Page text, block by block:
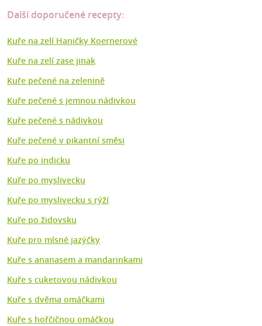
Další doporučené recepty:
Kuře na zelí Haničky Koernerové
Kuře na zelí zase jinak
Kuře pečené na zelenině
Kuře pečené s jemnou nádivkou
Kuře pečené s nádivkou
Kuře pečené v pikantní směsi
Kuře po indicku
Kuře po myslivecku
Kuře po myslivecku s rýží
Kuře po židovsku
Kuře pro mlsné jazýčky
Kuře s ananasem a mandarinkami
Kuře s cuketovou nádivkou
Kuře s dvěma omáčkami
Kuře s hořčičnou omáčkou